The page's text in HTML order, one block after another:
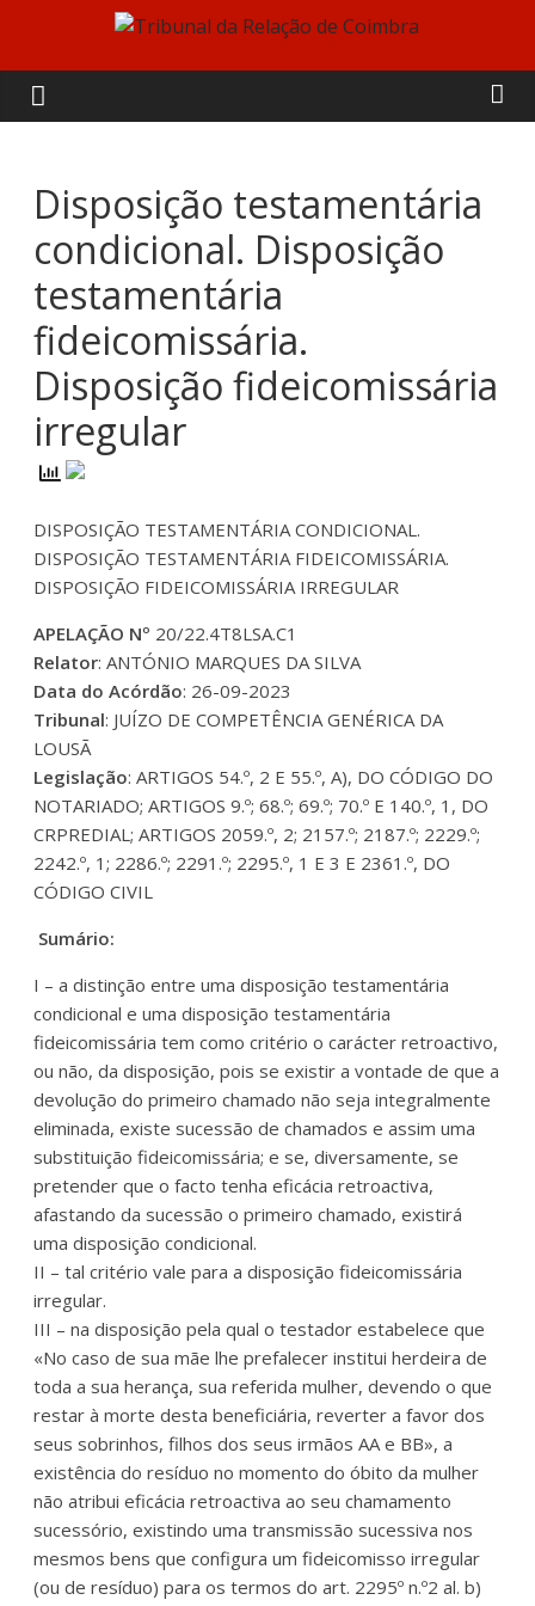
content
Tribunal
da
Relação
de
Coimbra
Disposição testamentária
condicional. Disposição
testamentária
fideicomissária.
Disposição fideicomissária
irregular
DISPOSIÇÃO TESTAMENTÁRIA CONDICIONAL.
DISPOSIÇÃO TESTAMENTÁRIA FIDEICOMISSÁRIA.
DISPOSIÇÃO FIDEICOMISSÁRIA IRREGULAR
APELAÇÃO Nº 20/22.4T8LSA.C1
Relator: ANTÓNIO MARQUES DA SILVA
Data do Acórdão: 26-09-2023
Tribunal: JUÍZO DE COMPETÊNCIA GENÉRICA DA
LOUSÃ
Legislação: ARTIGOS 54.º, 2 E 55.º, A), DO CÓDIGO DO
NOTARIADO; ARTIGOS 9.º; 68.º; 69.º; 70.º E 140.º, 1, DO
CRPREDIAL; ARTIGOS 2059.º, 2; 2157.º; 2187.º; 2229.º;
2242.º, 1; 2286.º; 2291.º; 2295.º, 1 E 3 E 2361.º, DO
CÓDIGO CIVIL
Sumário:
I – a distinção entre uma disposição testamentária
condicional e uma disposição testamentária
fideicomissária tem como critério o carácter retroactivo,
ou não, da disposição, pois se existir a vontade de que a
devolução do primeiro chamado não seja integralmente
eliminada, existe sucessão de chamados e assim uma
substituição fideicomissária; e se, diversamente, se
pretender que o facto tenha eficácia retroactiva,
afastando da sucessão o primeiro chamado, existirá
uma disposição condicional.
II – tal critério vale para a disposição fideicomissária
irregular.
III – na disposição pela qual o testador estabelece que
«No caso de sua mãe lhe prefalecer institui herdeira de
toda a sua herança, sua referida mulher, devendo o que
restar à morte desta beneficiária, reverter a favor dos
seus sobrinhos, filhos dos seus irmãos AA e BB», a
existência do resíduo no momento do óbito da mulher
não atribui eficácia retroactiva ao seu chamamento
sucessório, existindo uma transmissão sucessiva nos
mesmos bens que configura um fideicomisso irregular
(ou de resíduo) para os termos do art. 2295º n.º2 al. b)